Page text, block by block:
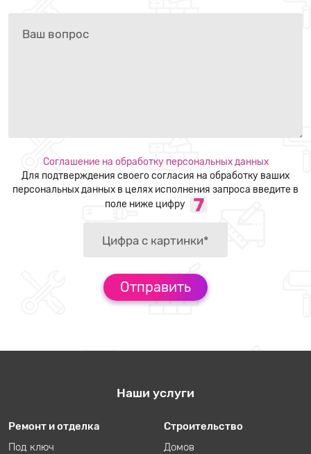
Соглашение на обработку персональных данных
Для подтверждения своего согласия на обработку ваших
персональных данных в целях исполнения запроса введите в
поле ниже цифру
Наши услуги
Ремонт и отделка
Под ключ
Строительство
Домов